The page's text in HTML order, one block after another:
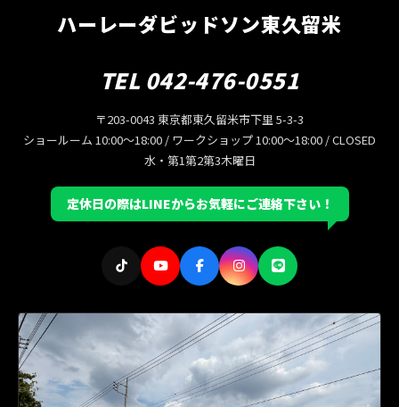
ハーレーダビッドソン東久留米
TEL 042-476-0551
〒203-0043 東京都東久留米市下里 5-3-3
ショールーム 10:00〜18:00 / ワークショップ 10:00〜18:00 / CLOSED
水・第1第2第3木曜日
定休日の際はLINEからお気軽にご連絡下さい！